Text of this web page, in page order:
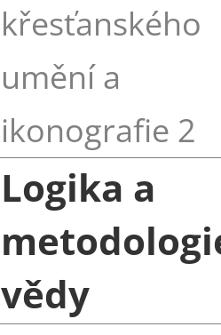
křesťanského
umění a
ikonografie 2
Logika a
vědy